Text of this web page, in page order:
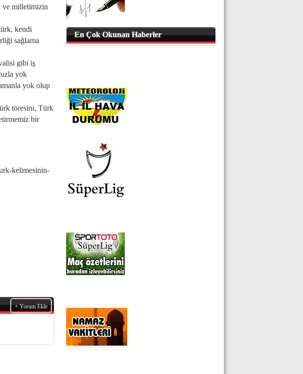
ve milletimizin
kendi
sağlama
gibi iş
yok
yok olup
töresini, Türk
bir
kelimesinin-
+ Yorum Ekle
En Çok Okunan Haberler